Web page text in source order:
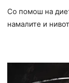
Со помош на
намалите и